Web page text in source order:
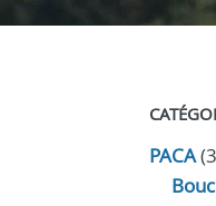
PACA